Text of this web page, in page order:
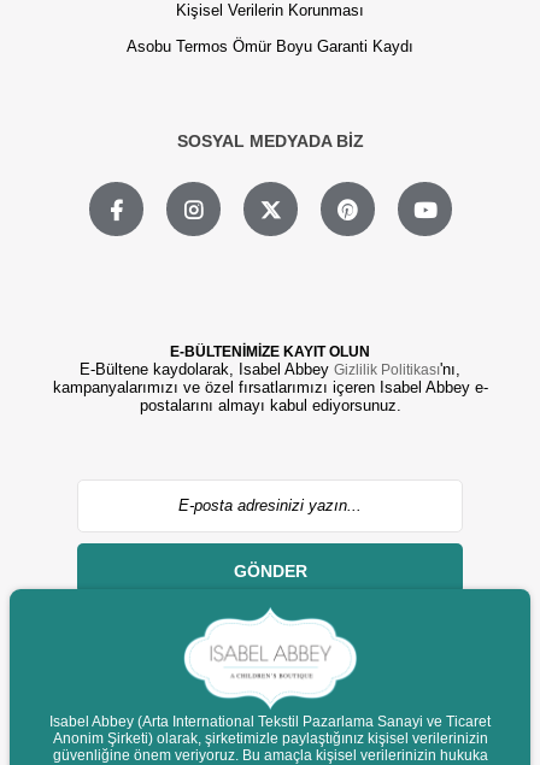
Kişisel Verilerin Korunması
Asobu Termos Ömür Boyu Garanti Kaydı
SOSYAL MEDYADA BİZ
E-BÜLTENİMİZE KAYIT OLUN
E-Bültene kaydolarak, Isabel Abbey Gizlilik Politikası'nı,
kampanyalarımızı ve özel fırsatlarımızı içeren Isabel Abbey e-
postalarını almayı kabul ediyorsunuz.
GÖNDER
© 2022 isabelabbey.com - Tüm Hakları Saklıdır.
Isabel Abbey (Arta International Tekstil Pazarlama Sanayi ve Ticaret
Anonim Şirketi) olarak, şirketimizle paylaştığınız kişisel verilerinizin
güvenliğine önem veriyoruz. Bu amaçla kişisel verilerinizin hukuka